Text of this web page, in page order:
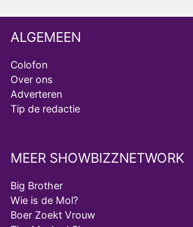
ALGEMEEN
Colofon
Over ons
Adverteren
Tip de redactie
MEER SHOWBIZZNETWORK
Big Brother
Wie is de Mol?
Boer Zoekt Vrouw